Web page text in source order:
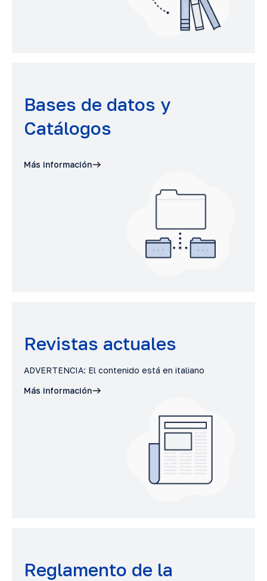
Bases de datos y
Catálogos
Más información
Revistas actuales
ADVERTENCIA: El contenido está en italiano
Más información
Reglamento de la